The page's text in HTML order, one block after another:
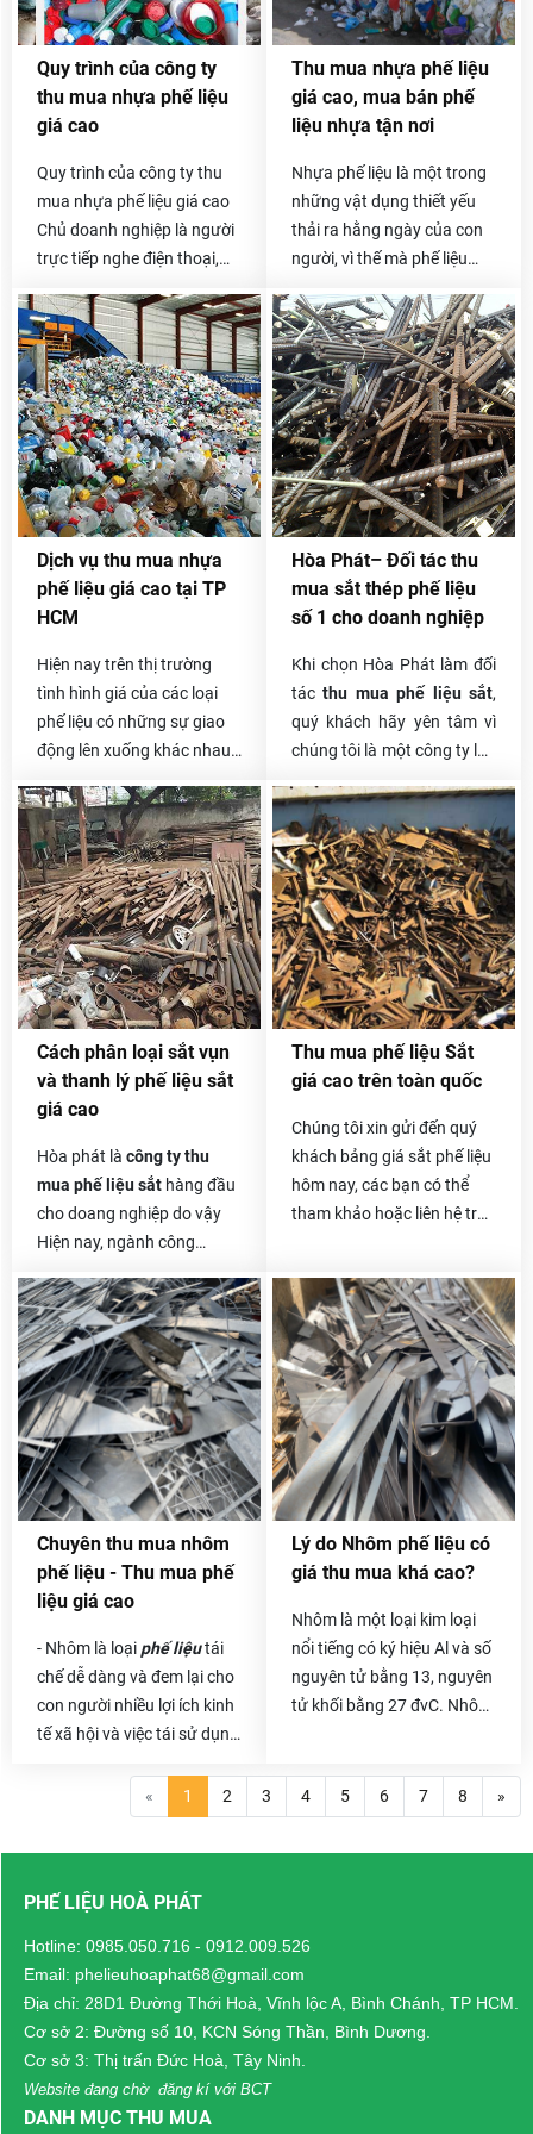
quý khách có thể gọi trực
0985.050.716 -
0912.009.526 .
có ở các công ty, xưởng sản
được chúng tôi thu mua lại
với giá cao và cạnh tranh
nhất trên thị trường.
Quy trình của công ty
thu mua nhựa phế liệu
giá cao
Quy trình của công ty thu
mua nhựa phế liệu giá cao
Chủ doanh nghiệp là người
trực tiếp nghe điện thoại,
với khách hàng, đó là việc
mà không công ty mua phế
liệu nào làm được. Khách
hàng của Hoa Phát 10 năm
nay vẫn rất tin tưởng lối
phục vụ này. Sau khi nhận
được yêu cầu của quý
khách, chúng tôi sẽ được
giá hoặc thu gom trong
ngày và thanh toán linh
hoạt cho khách.
Thu mua nhựa phế liệu
giá cao, mua bán phế
liệu nhựa tận nơi
Nhựa phế liệu là một trong
những vật dụng thiết yếu
thải ra hằng ngày của con
người, vì thế mà phế liệu
lớn. Nếu bạn đang đau đầu
vì số phế liệu nhựa tồn kho
không biết phải xử lý như
thế nào thì hãy liên lạc ngay
với chúng tôi nhé. Thu mua
phế liệu Hòa Phát chuyên
thu mua nhựa phế liệu giá
cao trên toàn quốc, đội xe
chuyển nhanh gọn nhất,
thanh toán một lần và có
phần trăm hoa hồng cho
người giới thiệu.
Dịch vụ thu mua nhựa
phế liệu giá cao tại TP
HCM
Hiện nay trên thị trường
tình hình giá của các loại
phế liệu có những sự giao
động lên xuống khác nhau
cũng như chất liệu đó đáp
ứng thị trường như thế nào.
Hòa Phát– Đối tác thu
mua sắt thép phế liệu
số 1 cho doanh nghiệp
Khi chọn Hòa Phát làm đối
tác thu mua phế liệu sắt,
quý khách hãy yên tâm vì
chúng tôi là một công ty lâu
liệu. Chúng tôi tự hào về
quá trình làm nên thương
hiệu Hòa Phát của mình.
Trong suốt nhiều năm trong
nghề, Hòa Phát đã hợp tác
với rất nhiều khách hàng,
rất nhiều doanh nghiệp,
công ty lớn nhỏ và ai cũng
mua, xử lý phế liệu của
chúng tôi.
Cách phân loại sắt vụn
và thanh lý phế liệu sắt
giá cao
Hòa phát là công ty thu
mua phế liệu sắt hàng đầu
cho doang nghiệp do vậy
Hiện nay, ngành công
hiện đại và phát triển mạnh
mẽ, có rất nhiều công trình
xây dựng từ nhỏ đến lớn, từ
công trình nhà cấp 4 cho
đến những công trình nhà
cao tầng, nhà máy xây
dựng, đóng tàu, cầu đường,
…Tất cả đều sử dụng một
Kéo theo đó là lượng sắt
thải ra cũng không hề nhỏ.
Số phế liệu thải ra đó vừa
làm tốn diện tích kho bãi
của bạn vừa làm ô nhiễm
môi trường. Vậy thì chẳng
có lý do gì để bạn không
Thu mua phế liệu Sắt
giá cao trên toàn quốc
Chúng tôi xin gửi đến quý
khách bảng giá sắt phế liệu
hôm nay, các bạn có thể
tham khảo hoặc liên hệ trực
Giá sắt vụn hôm naycũng
khá tốt và ổn định, vì sắt
vụn thường có giá thu mua
không cao bằng các loại
khác nên khách hàng
thường lo lắng về vấn đề
này.
Chuyên thu mua nhôm
phế liệu - Thu mua phế
liệu giá cao
- Nhôm là loạiphế liệutái
chế dễ dàng và đem lại cho
con người nhiều lợi ích kinh
tế xã hội và việc tái sử dụng
bảo vệ, môi trường của
chúng ta cũng trở nên xanh
sạch đẹp hơn. Và khoảng
2021,Phế liệu Hòa Phát
mua nhôm phế liệu
hoàn tất giao dịch thu mua
tặng hơn 20 triệu hoa hồng
Lý do Nhôm phế liệu có
giá thu mua khá cao?
Nhôm là một loại kim loại
nổi tiếng có ký hiệu Al và số
nguyên tử bằng 13, nguyên
tử khối bằng 27 đvC. Nhôm
thấp và có khả năng chống
ăn mòn hiện tượng thụ
động. Các thành phần cấu
lĩnh vực khác của giao
« 1 2 3 4 5 6 7 8 »
PHẾ LIỆU HOÀ PHÁT
Hotline: 0985.050.716 - 0912.009.526
Email: phelieuhoaphat68@gmail.com
Địa chỉ: 28D1 Đường Thới Hoà, Vĩnh lộc A, Bình Chánh, TP HCM.
Cơ sở 2: Đường số 10, KCN Sóng Thần, Bình Dương.
Cơ sở 3: Thị trấn Đức Hoà, Tây Ninh.
Website đang chờ đăng kí với BCT
DANH MỤC THU MUA